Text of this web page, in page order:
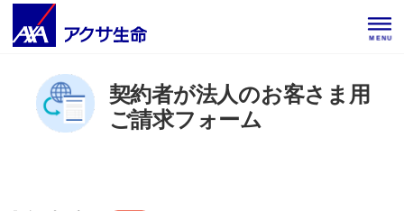
MENU
契約者が法人のお客さま用
ご請求フォーム